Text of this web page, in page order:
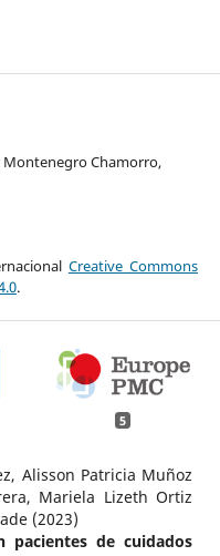
Montenegro Chamorro,
Creative Commons
.
5
Alisson Patricia Muñoz
Mariela Lizeth Ortiz
(2023)
pacientes de cuidados